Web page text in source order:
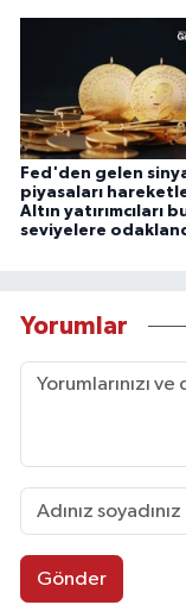
Fed'den gelen
piyasaları
Altın yatırımcıları
seviyelere
Yorumlar
Gönder